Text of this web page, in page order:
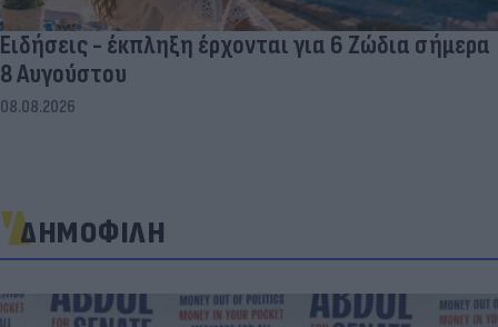
Ειδήσεις - έκπληξη έρχονται για 6 Ζώδια σήμερα
8 Αυγούστου
08.08.2026
ΔΗΜΟΦΙΛΗ